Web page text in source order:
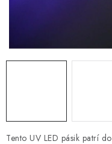
Tento UV LED pásik patrí do